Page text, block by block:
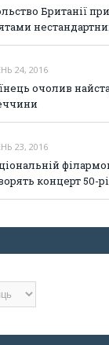
Британії
24, 2016
очолив
23, 2016
концерт 50-